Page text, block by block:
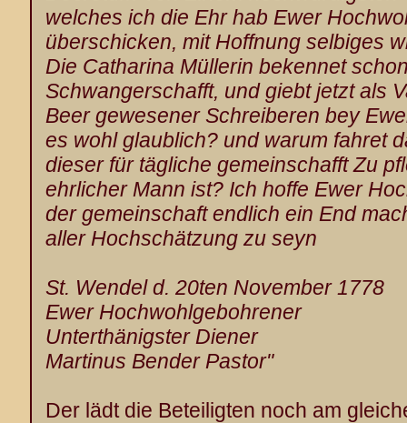
welches ich die Ehr hab Ewer
überschicken, mit Hoffnung selbiges
Die Catharina Müllerin bekennet
Schwangerschafft, und giebt jetzt als
Beergewesener Schreiberen bey
es wohl glaublich? und warum fahret
dieser für tägliche gemeinschafft Zu
ehrlicher Mann ist? Ich hoffe Ewer
der gemeinschaft endlich ein End
aller Hochschätzung zu seyn
St. Wendeld. 20ten November 1778
Ewer Hochwohlgebohrener
Unterthänigster Diener
Martinus BenderPastor"
Der lädt die Beteiligten noch am